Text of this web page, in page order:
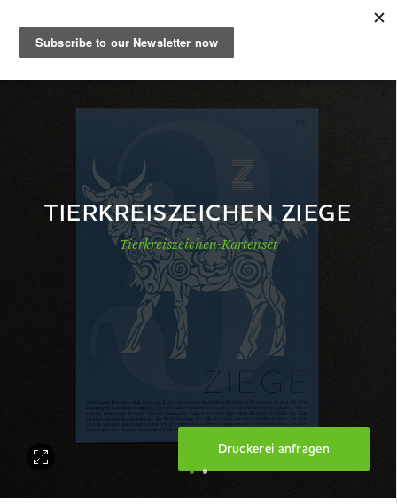
Shop
Papiere
Production
DE | EN | FR
Druckerei anfragen
TIERKREISZEICHEN ZIEGE
Tierkreiszeichen-Kartenset